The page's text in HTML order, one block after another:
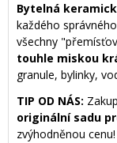
Bytelná
každého
všechny
touhle miskou
granule, bylinky,
TIP OD NÁS:
originální sadu
zvýhodněnou